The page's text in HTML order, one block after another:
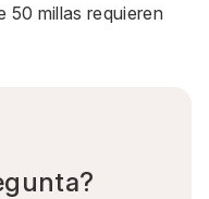
50 millas requieren